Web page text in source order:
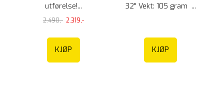
utførelse!...
2.490,- 2.319,-
KJØP
32" Vekt: 105 gram ...
KJØP